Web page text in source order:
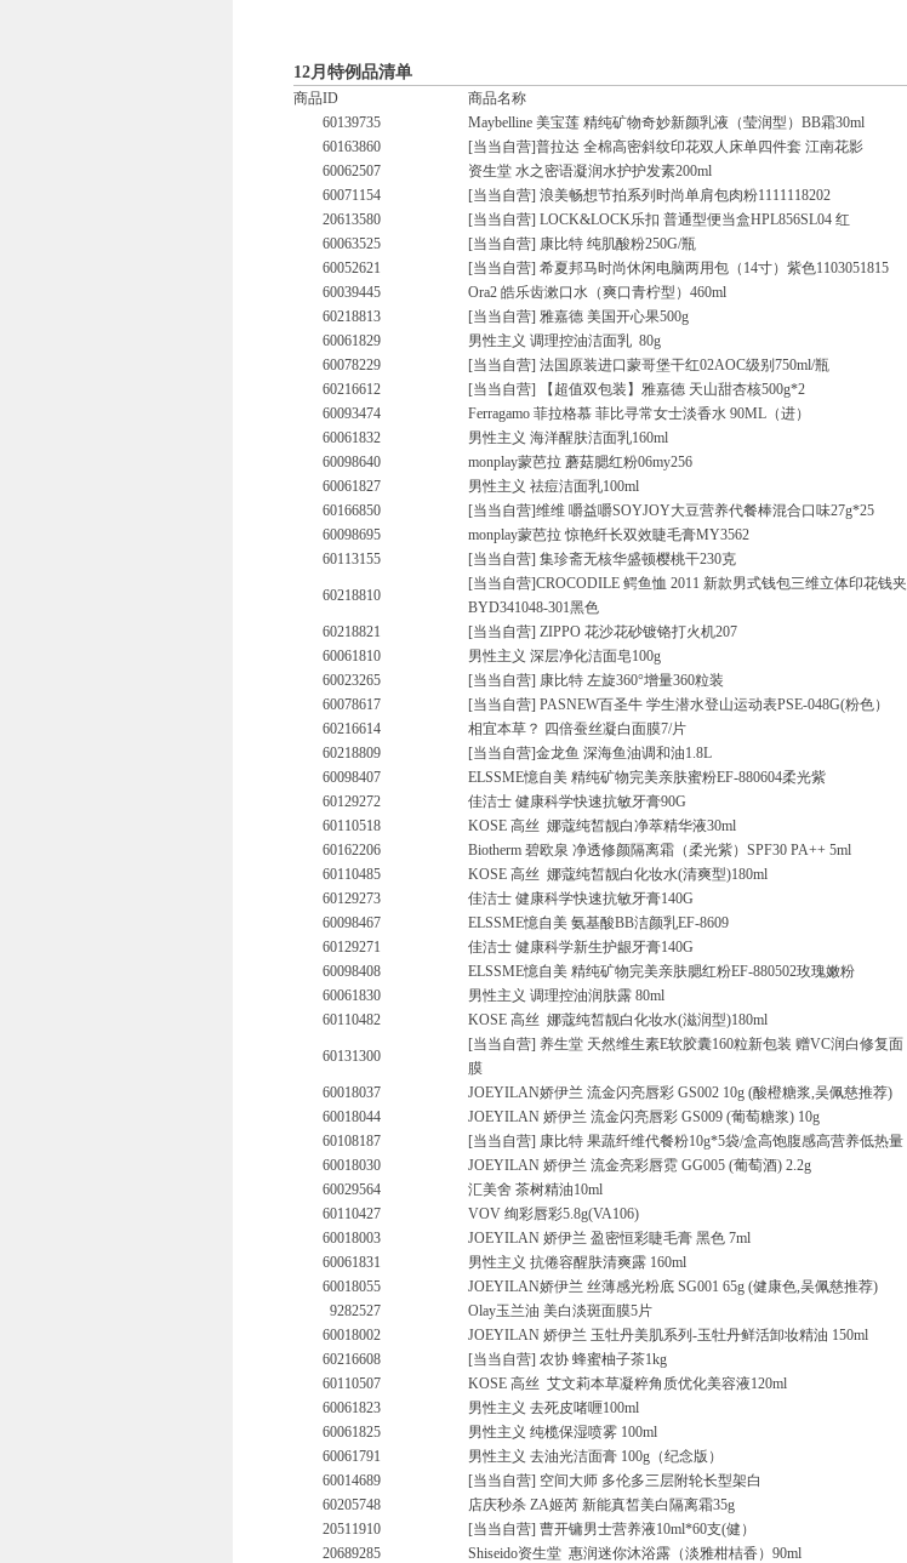
12月特例品清单
商品ID
商品名称
60139735
Maybelline 美宝莲 精纯矿物奇妙新颜乳液（莹润型）BB霜30ml
60163860
[当当自营]普拉达 全棉高密斜纹印花双人床单四件套 江南花影
60062507
资生堂 水之密语凝润水护护发素200ml
60071154
[当当自营] 浪美畅想节拍系列时尚单肩包肉粉1111118202
20613580
[当当自营] LOCK&LOCK乐扣 普通型便当盒HPL856SL04 红
60063525
[当当自营] 康比特 纯肌酸粉250G/瓶
60052621
[当当自营] 希夏邦马时尚休闲电脑两用包（14寸）紫色1103051815
60039445
Ora2 皓乐齿漱口水（爽口青柠型）460ml
60218813
[当当自营] 雅嘉德 美国开心果500g
60061829
男性主义 调理控油洁面乳 80g
60078229
[当当自营] 法国原装进口蒙哥堡干红02AOC级别750ml/瓶
60216612
[当当自营] 【超值双包装】雅嘉德 天山甜杏核500g*2
60093474
Ferragamo 菲拉格慕 菲比寻常女士淡香水 90ML（进）
60061832
男性主义 海洋醒肤洁面乳160ml
60098640
monplay蒙芭拉 蘑菇腮红粉06my256
60061827
男性主义 祛痘洁面乳100ml
60166850
[当当自营]维维 嚼益嚼SOYJOY大豆营养代餐棒混合口味27g*25
60098695
monplay蒙芭拉 惊艳纤长双效睫毛膏MY3562
60113155
[当当自营] 集珍斋无核华盛顿樱桃干230克
60218810
[当当自营]CROCODILE 鳄鱼恤 2011 新款男式钱包三维立体印花钱夹
BYD341048-301黑色
60218821
[当当自营] ZIPPO 花沙花砂镀铬打火机207
60061810
男性主义 深层净化洁面皂100g
60023265
[当当自营] 康比特 左旋360°增量360粒装
60078617
[当当自营] PASNEW百圣牛 学生潜水登山运动表PSE-048G(粉色）
60216614
相宜本草？ 四倍蚕丝凝白面膜7/片
60218809
[当当自营]金龙鱼 深海鱼油调和油1.8L
60098407
ELSSME憶自美 精纯矿物完美亲肤蜜粉EF-880604柔光紫
60129272
佳洁士 健康科学快速抗敏牙膏90G
60110518
KOSE 高丝 娜蔻纯皙靓白净萃精华液30ml
60162206
Biotherm 碧欧泉 净透修颜隔离霜（柔光紫）SPF30 PA++ 5ml
60110485
KOSE 高丝 娜蔻纯皙靓白化妆水(清爽型)180ml
60129273
佳洁士 健康科学快速抗敏牙膏140G
60098467
ELSSME憶自美 氨基酸BB洁颜乳EF-8609
60129271
佳洁士 健康科学新生护龈牙膏140G
60098408
ELSSME憶自美 精纯矿物完美亲肤腮红粉EF-880502玫瑰嫩粉
60061830
男性主义 调理控油润肤露 80ml
60110482
KOSE 高丝 娜蔻纯皙靓白化妆水(滋润型)180ml
60131300
[当当自营] 养生堂 天然维生素E软胶囊160粒新包装 赠VC润白修复面
膜
60018037
JOEYILAN娇伊兰 流金闪亮唇彩 GS002 10g (酸橙糖浆,吴佩慈推荐)
60018044
JOEYILAN 娇伊兰 流金闪亮唇彩 GS009 (葡萄糖浆) 10g
60108187
[当当自营] 康比特 果蔬纤维代餐粉10g*5袋/盒高饱腹感高营养低热量
60018030
JOEYILAN 娇伊兰 流金亮彩唇霓 GG005 (葡萄酒) 2.2g
60029564
汇美舍 茶树精油10ml
60110427
VOV 绚彩唇彩5.8g(VA106)
60018003
JOEYILAN 娇伊兰 盈密恒彩睫毛膏 黑色 7ml
60061831
男性主义 抗倦容醒肤清爽露 160ml
60018055
JOEYILAN娇伊兰 丝薄感光粉底 SG001 65g (健康色,吴佩慈推荐)
9282527
Olay玉兰油 美白淡斑面膜5片
60018002
JOEYILAN 娇伊兰 玉牡丹美肌系列-玉牡丹鲜活卸妆精油 150ml
60216608
[当当自营] 农协 蜂蜜柚子茶1kg
60110507
KOSE 高丝 艾文莉本草凝粹角质优化美容液120ml
60061823
男性主义 去死皮啫喱100ml
60061825
男性主义 纯榄保湿喷雾 100ml
60061791
男性主义 去油光洁面膏 100g（纪念版）
60014689
[当当自营] 空间大师 多伦多三层附轮长型架白
60205748
店庆秒杀 ZA姬芮 新能真皙美白隔离霜35g
20511910
[当当自营] 曹开镛男士营养液10ml*60支(健）
20689285
Shiseido资生堂 惠润迷你沐浴露（淡雅柑桔香）90ml